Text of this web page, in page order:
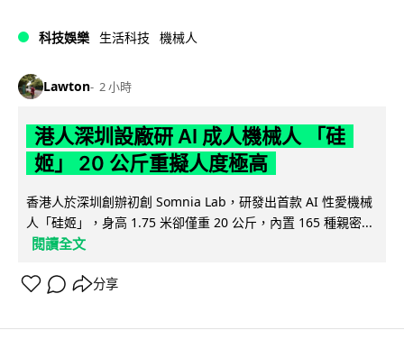
科技娛樂 生活科技 機械人
Lawton 2 小時
港人深圳設廠研 AI 成人機械人 「硅
姬」 20 公斤重擬人度極高
香港人於深圳創辦初創 Somnia Lab，研發出首款 AI 性愛機械
人「硅姬」，身高 1.75 米卻僅重 20 公斤，內置 165 種親密...
閱讀全文
分享